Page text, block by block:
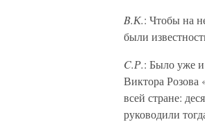
B.К.: Чтобы на
были
C.Р.: Было уже и
Виктора Розова
всей стране:
руководили